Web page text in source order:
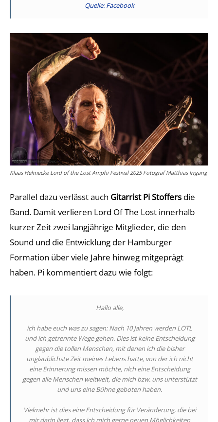
Quelle: Facebook
Klaas Helmecke Lord of the Lost Amphi Festival 2025 Fotograf Matthias Irrgang
Parallel dazu verlässt auch Gitarrist Pi Stoffers die
Band. Damit verlieren Lord Of The Lost innerhalb
kurzer Zeit zwei langjährige Mitglieder, die den
Sound und die Entwicklung der Hamburger
Formation über viele Jahre hinweg mitgeprägt
haben. Pi kommentiert dazu wie folgt:
Hallo alle,
ich habe euch was zu sagen: Nach 10 Jahren werden LOTL
und ich getrennte Wege gehen. Dies ist keine Entscheidung
gegen die tollen Menschen, mit denen ich die bisher
unglaublichste Zeit meines Lebens hatte, von der ich nicht
eine Erinnerung missen möchte, nlch eine Entscheidung
gegen alle Menschen weltweit, die mich bzw. uns unterstützt
und uns eine Bühne geboten haben.
Vielmehr ist dies eine Entscheidung für Veränderung, die bei
mir darin liegt, dass ich mich gerne neuen Möglichkeiten